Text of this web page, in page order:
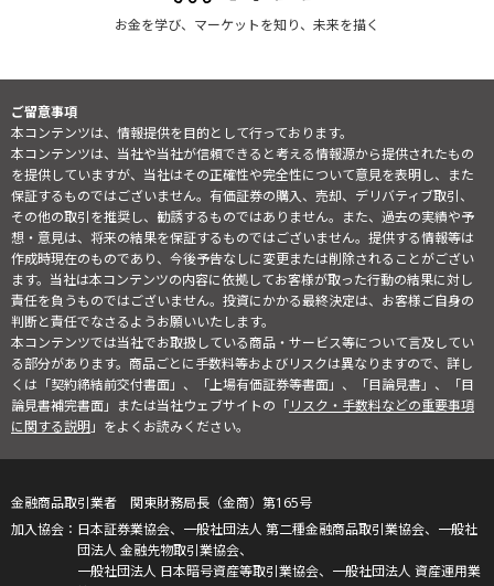
お金を学び、マーケットを知り、未来を描く
ご留意事項
本コンテンツは、情報提供を目的として行っております。
本コンテンツは、当社や当社が信頼できると考える情報源から提供されたもの
を提供していますが、当社はその正確性や完全性について意見を表明し、また
保証するものではございません。有価証券の購入、売却、デリバティブ取引、
その他の取引を推奨し、勧誘するものではありません。また、過去の実績や予
想・意見は、将来の結果を保証するものではございません。提供する情報等は
作成時現在のものであり、今後予告なしに変更または削除されることがござい
ます。当社は本コンテンツの内容に依拠してお客様が取った行動の結果に対し
責任を負うものではございません。投資にかかる最終決定は、お客様ご自身の
判断と責任でなさるようお願いいたします。
本コンテンツでは当社でお取扱している商品・サービス等について言及してい
る部分があります。商品ごとに手数料等およびリスクは異なりますので、詳し
くは「契約締結前交付書面」、「上場有価証券等書面」、「目論見書」、「目
論見書補完書面」または当社ウェブサイトの「リスク・手数料などの重要事項
に関する説明」をよくお読みください。
金融商品取引業者 関東財務局長（金商）第165号
日本証券業協会、一般社団法人 第二種金融商品取引業協会、一般社
団法人 金融先物取引業協会、
一般社団法人 日本暗号資産等取引業協会、一般社団法人 資産運用業